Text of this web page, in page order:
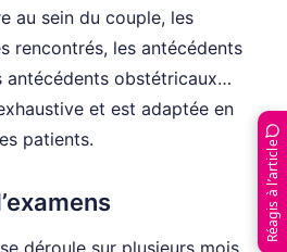
au sein du couple, les
rencontrés, les antécédents
antécédents obstétricaux…
et est adaptée en
patients.
déroule sur plusieurs mois
Réagis à l’article